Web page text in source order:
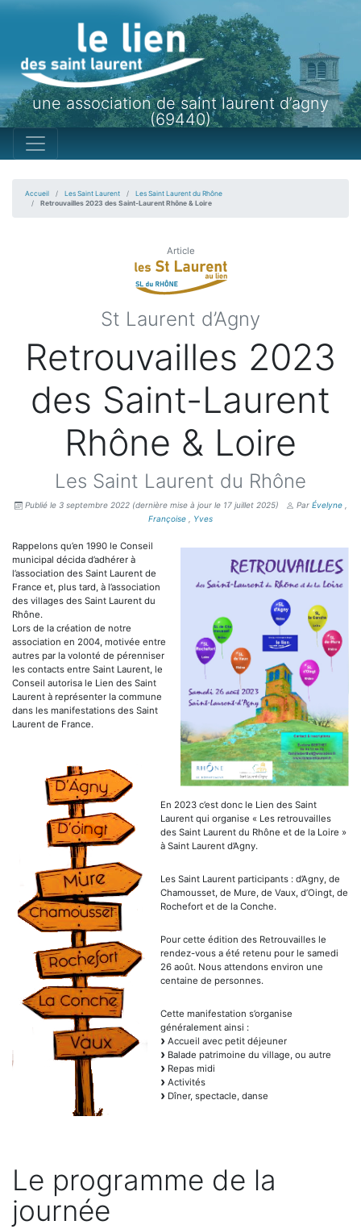
une association de saint laurent d’agny
(69440)
Accueil Les Saint Laurent
Les Saint Laurent du Rhône
Retrouvailles 2023 des Saint-Laurent Rhône & Loire
Article
St Laurent d’Agny
Retrouvailles 2023
des Saint-Laurent
Rhône & Loire
Les Saint Laurent du Rhône
Publié le 3 septembre 2022 (dernière mise à jour le 17 juillet 2025) Par Évelyne
Françoise
Yves
Rappelons qu’en 1990 le Conseil
municipal décida d’adhérer à
l’association des Saint Laurent de
France et, plus tard, à l’association
des villages des Saint Laurent du
Rhône.
Lors de la création de notre
association en 2004, motivée entre
autres par la volonté de pérenniser
les contacts entre Saint Laurent, le
Conseil autorisa le Lien des Saint
Laurent à représenter la commune
dans les manifestations des Saint
Laurent de France.
En 2023 c’est donc le Lien des Saint
Laurent qui organise « Les retrouvailles
des Saint Laurent du Rhône et de la Loire »
à Saint Laurent d’Agny.
Les Saint Laurent participants : d’Agny, de
Chamousset, de Mure, de Vaux, d’Oingt, de
Rochefort et de la Conche.
Pour cette édition des Retrouvailles le
rendez-vous a été retenu pour le samedi
26 août. Nous attendons environ une
centaine de personnes.
Cette manifestation s’organise
généralement ainsi :
Accueil avec petit déjeuner
Balade patrimoine du village, ou autre
Repas midi
Activités
Dîner, spectacle, danse
Le programme de la
journée